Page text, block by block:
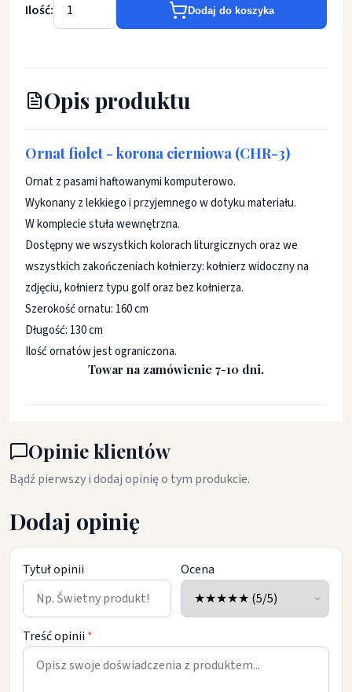
Ilość: Dodaj do koszyka
Opis produktu
Ornat fiolet - korona cierniowa (CHR-3)
Ornat z pasami haftowanymi komputerowo.
Wykonany z lekkiego i przyjemnego w dotyku materiału.
W komplecie stuła wewnętrzna.
Dostępny we wszystkich kolorach liturgicznych oraz we
wszystkich zakończeniach kołnierzy: kołnierz widoczny na
zdjęciu, kołnierz typu golf oraz bez kołnierza.
Szerokość ornatu: 160 cm
Długość: 130 cm
Ilość ornatów jest ograniczona.
Towar na zamówienie 7-10 dni.
Opinie klientów
Bądź pierwszy i dodaj opinię o tym produkcie.
Dodaj opinię
Tytuł opinii Ocena
Treść opinii *